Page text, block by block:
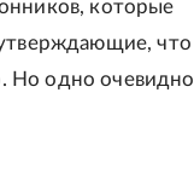
которые
что
Но одно очевидно